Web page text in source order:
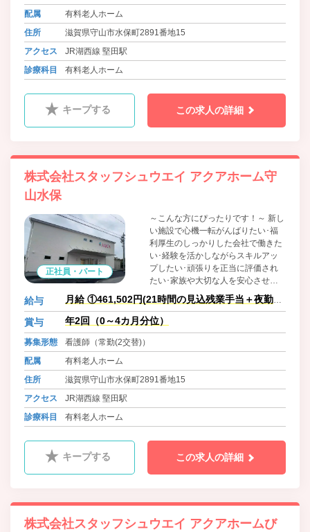
配属
有料老人ホーム
住所
滋賀県守山市水保町2891番地15
アクセス
JR湖西線 堅田駅
診療科目
有料老人ホーム
キープする この求人の詳細
株式会社スタッフシュウエイ アクアホーム守
山水保
正社員・パート
～こんな方にぴったりです！～ 新し
い施設で心機一転がんばりたい･福
利厚生のしっかりした会社で働きた
い･経験を活かしながらスキルアッ
プしたい･頑張りを正当に評価され
たい･家族や大切な人を安心させた
い
給与
月給 ①461,502円(21時間の見込残業手当＋夜勤手
当10回分＋諸手当含む)
賞与 年2回（0～4カ月分位）
募集形態
看護師（常勤(2交替)）
配属
有料老人ホーム
住所
滋賀県守山市水保町2891番地15
アクセス
JR湖西線 堅田駅
診療科目
有料老人ホーム
キープする この求人の詳細
株式会社スタッフシュウエイ アクアホームび